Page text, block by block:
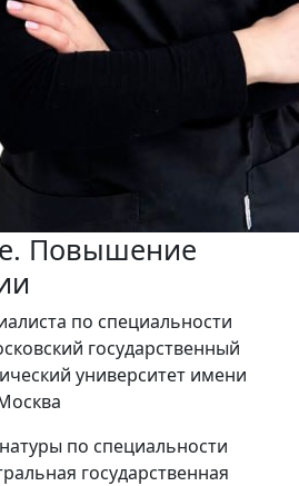
Повышение
по специальности
государственный
университет имени
по специальности
государственная